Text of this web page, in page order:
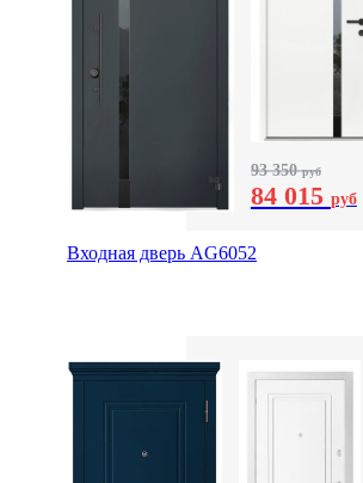
93 350руб
84 015 руб
Входная дверь AG6052